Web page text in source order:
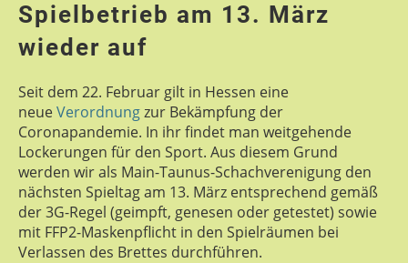
Spielbetrieb am 13. März
wieder auf
Seit dem 22. Februar gilt in Hessen eine
neueVerordnungzur Bekämpfung der
Coronapandemie. In ihr findet man weitgehende
Lockerungen für den Sport. Aus diesem Grund
werden wir als Main-Taunus-Schachverenigung den
nächsten Spieltag am 13. März entsprechend gemäß
der 3G-Regel (geimpft, genesen oder getestet) sowie
mit FFP2-Maskenpflicht in den Spielräumen bei
Verlassen des Brettes durchführen.